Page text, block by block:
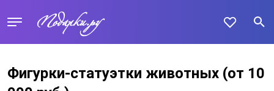
Фигурки-статуэтки животных (от 10